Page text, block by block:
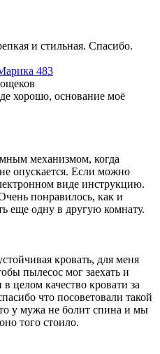
и стильная. Спасибо.
483
хорошо, основание моё
механизмом, когда
опускается. Если можно
виде инструкцию.
понравилось, как и
еще одну в другую комнату.
кровать, для меня
пылесос мог заехать и
целом качество кровати за
что посоветовали такой
у мужа не болит спина и мы
того стоило.